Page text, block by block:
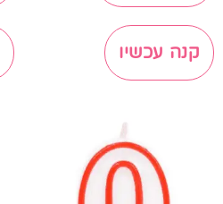
קנה עכשיו